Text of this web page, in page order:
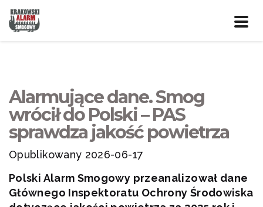
Alarmujące dane. Smog
wrócił do Polski – PAS
sprawdza jakość powietrza
Opublikowany 2026-06-17
Polski Alarm Smogowy przeanalizował dane
Głównego Inspektoratu Ochrony Środowiska